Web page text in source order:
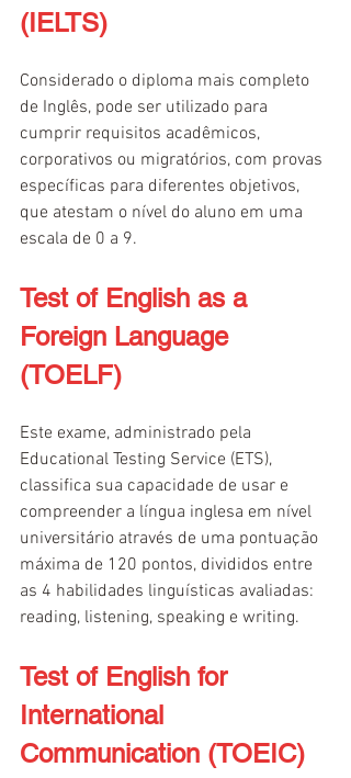
(IELTS)
Considerado o diploma mais completo
de Inglês, pode ser utilizado para
cumprir requisitos acadêmicos,
corporativos ou migratórios, com provas
específicas para diferentes objetivos,
que atestam o nível do aluno em uma
escala de 0 a 9.
Test of English as a
Foreign Language
(TOELF)
Este exame, administrado pela
Educational Testing Service (ETS),
classifica sua capacidade de usar e
compreender a língua inglesa em nível
universitário através de uma pontuação
máxima de 120 pontos, divididos entre
as 4 habilidades linguísticas avaliadas:
reading, listening, speaking e writing.
Test of English for
International
Communication (TOEIC)